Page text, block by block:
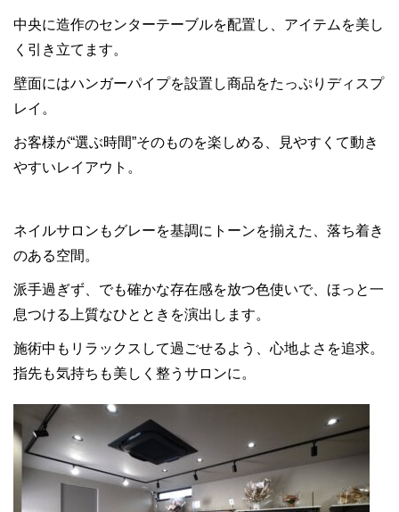
中央に造作のセンターテーブルを配置し、アイテムを美し
く引き立てます。
壁面にはハンガーパイプを設置し商品をたっぷりディスプ
レイ。
お客様が“選ぶ時間”そのものを楽しめる、見やすくて動き
やすいレイアウト。
ネイルサロンもグレーを基調にトーンを揃えた、落ち着き
のある空間。
派手過ぎず、でも確かな存在感を放つ色使いで、ほっと一
息つける上質なひとときを演出します。
施術中もリラックスして過ごせるよう、心地よさを追求。
指先も気持ちも美しく整うサロンに。